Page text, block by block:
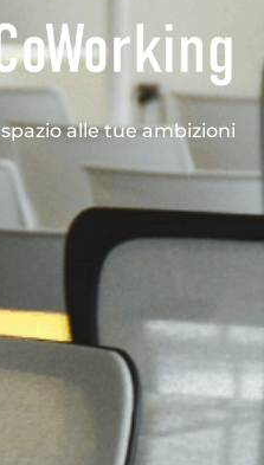
alle tue ambizioni